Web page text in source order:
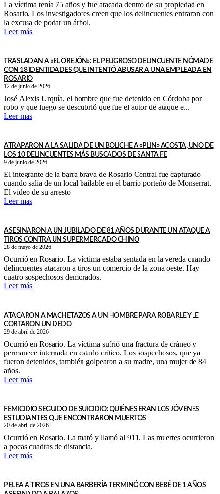
La víctima tenía 75 años y fue atacada dentro de su propiedad en
Rosario. Los investigadores creen que los delincuentes entraron con
la excusa de podar un árbol.
Leer más
TRASLADAN A «EL OREJÓN»: EL PELIGROSO DELINCUENTE NÓMADE
CON 18 IDENTIDADES QUE INTENTÓ ABUSAR A UNA EMPLEADA EN
ROSARIO
12 de junio de 2026
José Alexis Urquía, el hombre que fue detenido en Córdoba por
robo y que luego se descubrió que fue el autor de ataque e...
Leer más
ATRAPARON A LA SALIDA DE UN BOLICHE A «PLIN» ACOSTA, UNO DE
LOS 10 DELINCUENTES MÁS BUSCADOS DE SANTA FE
9 de junio de 2026
El integrante de la barra brava de Rosario Central fue capturado
cuando salía de un local bailable en el barrio porteño de Monserrat.
El video de su arresto
Leer más
ASESINARON A UN JUBILADO DE 81 AÑOS DURANTE UN ATAQUE A
TIROS CONTRA UN SUPERMERCADO CHINO
28 de mayo de 2026
Ocurrió en Rosario. La víctima estaba sentada en la vereda cuando
delincuentes atacaron a tiros un comercio de la zona oeste. Hay
cuatro sospechosos demorados.
Leer más
ATACARON A MACHETAZOS A UN HOMBRE PARA ROBARLE Y LE
CORTARON UN DEDO
29 de abril de 2026
Ocurrió en Rosario. La víctima sufrió una fractura de cráneo y
permanece internada en estado crítico. Los sospechosos, que ya
fueron detenidos, también golpearon a su madre, una mujer de 84
años.
Leer más
FEMICIDIO SEGUIDO DE SUICIDIO: QUIÉNES ERAN LOS JÓVENES
ESTUDIANTES QUE ENCONTRARON MUERTOS
20 de abril de 2026
Ocurrió en Rosario. La mató y llamó al 911. Las muertes ocurrieron
a pocas cuadras de distancia.
Leer más
PELEA A TIROS EN UNA BARBERÍA TERMINÓ CON BEBÉ DE 1 AÑOS